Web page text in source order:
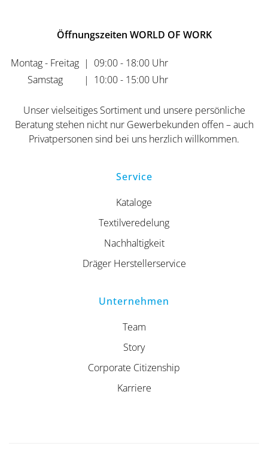
Öffnungszeiten WORLD OF WORK
Montag - Freitag | 09:00 - 18:00 Uhr
Samstag
| 10:00 - 15:00 Uhr
Unser vielseitiges Sortiment und unsere persönliche
Beratung stehen nicht nur Gewerbekunden offen – auch
Privatpersonen sind bei uns herzlich willkommen.
Service
Kataloge
Textilveredelung
Nachhaltigkeit
Dräger Herstellerservice
Unternehmen
Team
Story
Corporate Citizenship
Karriere